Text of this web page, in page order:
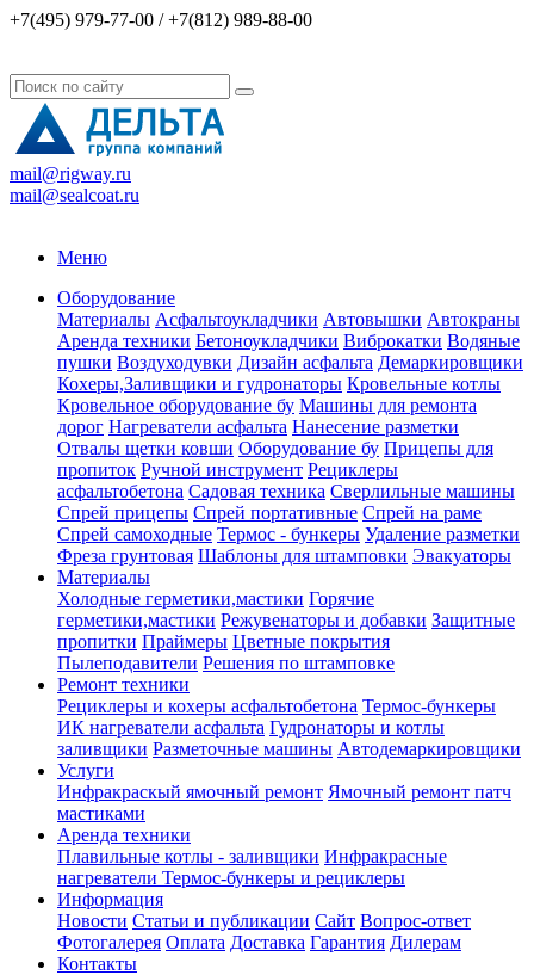
+7(495) 979-77-00 / +7(812) 989-88-00
mail@rigway.ru
mail@sealcoat.ru
Меню
Оборудование
Материалы Асфальтоукладчики Автовышки Автокраны
Аренда техники Бетоноукладчики Виброкатки Водяные
пушки Воздуходувки Дизайн асфальта Демаркировщики
Кохеры,Заливщики и гудронаторы Кровельные котлы
Кровельное оборудование бу Машины для ремонта
дорог Нагреватели асфальта Нанесение разметки
Отвалы щетки ковши Оборудование бу Прицепы для
пропиток Ручной инструмент Рециклеры
асфальтобетона Садовая техника Сверлильные машины
Спрей прицепы Спрей портативные Спрей на раме
Спрей самоходные Термос - бункеры Удаление разметки
Фреза грунтовая Шаблоны для штамповки Эвакуаторы
Материалы
Холодные герметики,мастики Горячие
герметики,мастики Режувенаторы и добавки Защитные
пропитки Праймеры Цветные покрытия
Пылеподавители Решения по штамповке
Ремонт техники
Рециклеры и кохеры асфальтобетона Термос-бункеры
ИК нагреватели асфальта Гудронаторы и котлы
заливщики Разметочные машины Автодемаркировщики
Услуги
Инфракраскый ямочный ремонт Ямочный ремонт патч
мастиками
Аренда техники
Плавильные котлы - заливщики Инфракрасные
нагреватели Термос-бункеры и рециклеры
Информация
Новости Статьи и публикации Сайт Вопрос-ответ
Фотогалерея Оплата Доставка Гарантия Дилерам
Контакты